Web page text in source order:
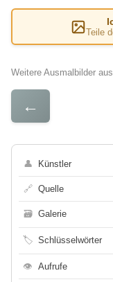
Teile
Weitere Ausmalbilder
←
👤 Künstler
🔗 Quelle
🗃 Galerie
🏷 Schlüsselwörter
👁 Aufrufe